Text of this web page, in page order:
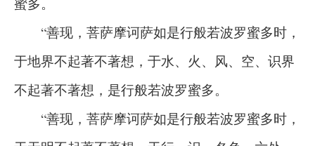
“善现，菩萨摩诃萨如是行般若波罗蜜多时，
于地界不起著不著想，于水、火、风、空、识界
不起著不著想，是行般若波罗蜜多。
“善现，菩萨摩诃萨如是行般若波罗蜜多时，